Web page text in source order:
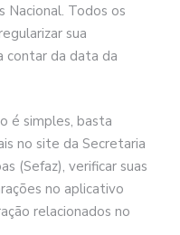
Nacional. Todos os
sua
contar da data da
é simples, basta
no site da Secretaria
(Sefaz), verificar suas
no aplicativo
relacionados no